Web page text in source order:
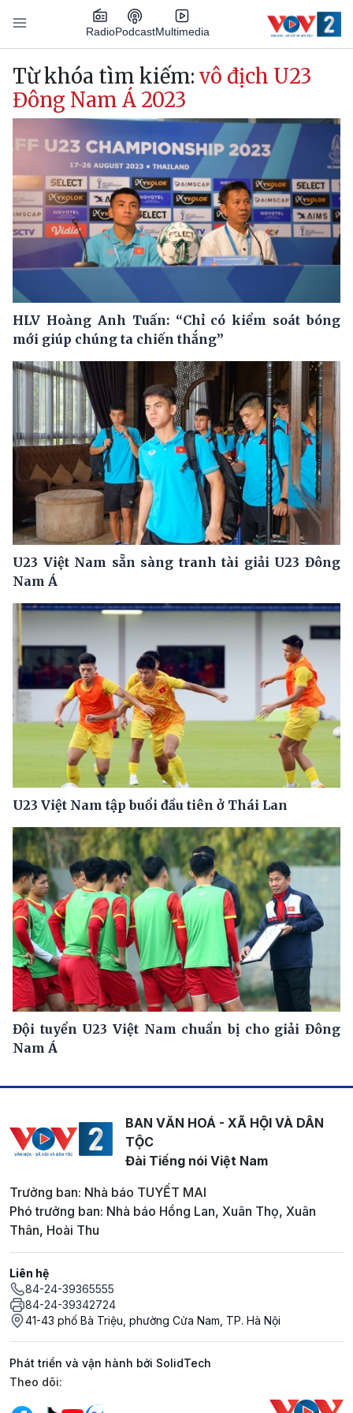
Nhảy đến nội dung
RadioPodcastMultimedia
Main navigation
Từ khóa tìm kiếm: vô địch U23
Đông Nam Á 2023
HLV Hoàng Anh Tuấn: “Chỉ có kiểm soát bóng
mới giúp chúng ta chiến thắng”
U23 Việt Nam sẵn sàng tranh tài giải U23 Đông
Nam Á
U23 Việt Nam tập buổi đầu tiên ở Thái Lan
Đội tuyển U23 Việt Nam chuẩn bị cho giải Đông
Nam Á
BAN VĂN HOÁ - XÃ HỘI VÀ DÂN
TỘC
Đài Tiếng nói Việt Nam
Trưởng ban: Nhà báo TUYẾT MAI
Phó trưởng ban: Nhà báo Hồng Lan, Xuân Thọ, Xuân
Thân, Hoài Thu
Liên hệ
84-24-39365555
84-24-39342724
41-43 phố Bà Triệu, phường Cửa Nam, TP. Hà Nội
Phát triển và vận hành bởi SolidTech
Mạng xã hội
Theo dõi: